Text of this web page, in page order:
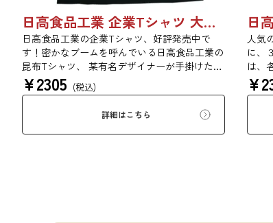
日高食品工業 企業Tシャツ 大人用
日高食品工業の企業Tシャツ、好評発売中で
す！密かなブームを呼んでいる日高食品工業の
昆布Tシャツ、 某有名デザイナーが手掛けた日
高食品工業だけのオリジナルTシャツです。 表
のデザインは、ゴールド＆シルバーの水玉柄昆
布ネクタイ。 裏のデザインは、NO KONBU，
NO LIFE...（昆布のない生活なんてありえな
い....） とても貴重な昆布ネクタイのTシャツで
¥2305 (税込)
詳細はこちら
人気
に、
は、
は、
なん
イ
か
コレ
¥